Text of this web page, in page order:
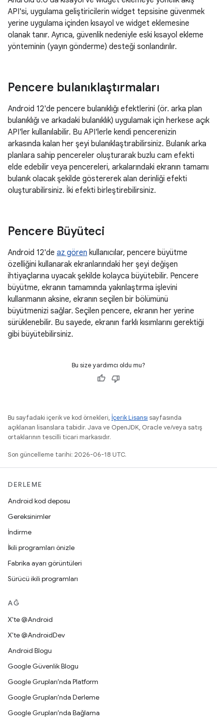
API'si, uygulama geliştiricilerin widget tepsisine güvenmek
yerine uygulama içinden kısayol ve widget eklemesine
olanak tanır. Ayrıca, güvenlik nedeniyle eski kısayol ekleme
yönteminin (yayın gönderme) desteği sonlandırılır.
Pencere bulanıklaştırmaları
Android 12'de pencere bulanıklığı efektlerini (ör. arka plan
bulanıklığı ve arkadaki bulanıklık) uygulamak için herkese açık
API'ler kullanılabilir. Bu API'lerle kendi pencerenizin
arkasında kalan her şeyi bulanıklaştırabilirsiniz. Bulanık arka
planlara sahip pencereler oluşturarak buzlu cam efekti
elde edebilir veya pencereleri, arkalarındaki ekranın tamamı
bulanık olacak şekilde göstererek alan derinliği efekti
oluşturabilirsiniz. İki efekti birleştirebilirsiniz.
Pencere Büyüteci
Android 12'de az gören kullanıcılar, pencere büyütme
özelliğini kullanarak ekranlarındaki her şeyi değişen
ihtiyaçlarına uyacak şekilde kolayca büyütebilir. Pencere
büyütme, ekranın tamamında yakınlaştırma işlevini
kullanmanın aksine, ekranın seçilen bir bölümünü
büyütmenizi sağlar. Seçilen pencere, ekranın her yerine
sürüklenebilir. Bu sayede, ekranın farklı kısımlarını gerektiği
gibi büyütebilirsiniz.
Bu size yardımcı oldu mu?
Bu sayfadaki içerik ve kod örnekleri, İçerik Lisansı sayfasında
açıklanan lisanslara tabidir. Java ve OpenJDK, Oracle ve/veya satış
ortaklarının tescilli ticari markasıdır.
Son güncelleme tarihi: 2026-06-18 UTC.
DERLEME
Android kod deposu
Gereksinimler
İndirme
İkili programları önizle
Fabrika ayarı görüntüleri
Sürücü ikili programları
AĞ
X'te @Android
X'te @AndroidDev
Android Blogu
Google Güvenlik Blogu
Google Grupları'nda Platform
Google Grupları'nda Derleme
Google Grupları'nda Bağlama